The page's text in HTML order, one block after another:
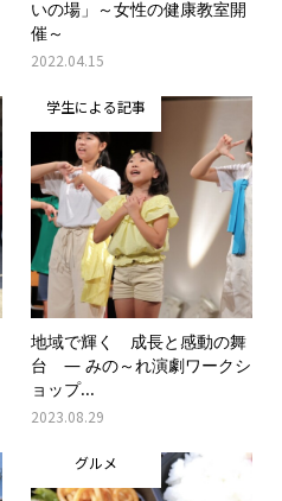
いの場」～女性の健康教室開
催～
2022.04.15
学生による記事
地域で輝く 成長と感動の舞
台 ― みの～れ演劇ワークシ
ョップ...
2023.08.29
グルメ